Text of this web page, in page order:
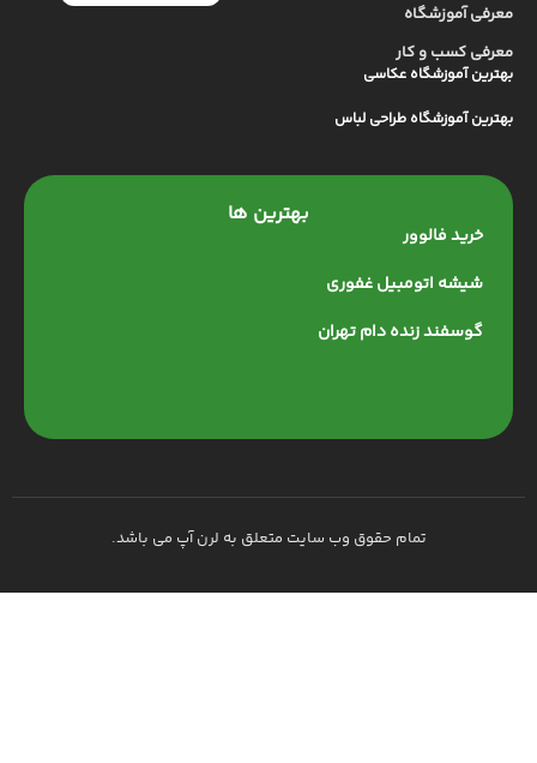
معرفی آموزشگاه
معرفی کسب و کار
بهترین آموزشگاه عکاسی
بهترین آموزشگاه طراحی لباس
بهترین ها
خرید فالوور
شیشه اتومبیل غفوری
گوسفند زنده دام تهران
تمام حقوق وب سایت متعلق به لرن آپ می باشد.